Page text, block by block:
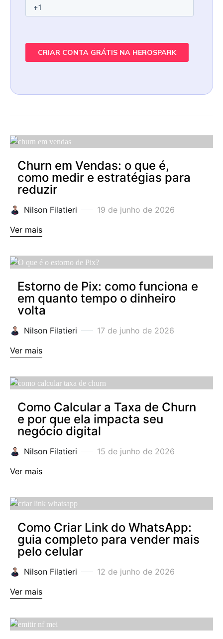
Churn em Vendas: o que é,
como medir e estratégias para
reduzir
Nilson Filatieri
19 de junho de 2026
Ver mais
Estorno de Pix: como funciona e
em quanto tempo o dinheiro
volta
Nilson Filatieri
17 de junho de 2026
Ver mais
Como Calcular a Taxa de Churn
e por que ela impacta seu
negócio digital
Nilson Filatieri
15 de junho de 2026
Ver mais
Como Criar Link do WhatsApp:
guia completo para vender mais
pelo celular
Nilson Filatieri
12 de junho de 2026
Ver mais